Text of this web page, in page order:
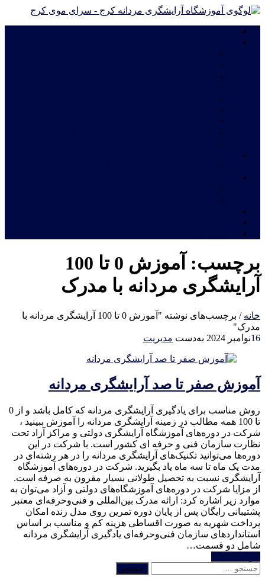
برچسب:
آموزش 0 تا 100
آرایشگری مردانه با مدرک
خانه /
برچسب‌های نوشته "آموزش 0 تا 100 آرایشگری مردانه با
مدرک"
16نوامبر 2024 به‌دست مدیریت
آموزش صفر تا صد آرایشگری مردانه
روش مناسب برای یادگیری آرایشگری مردانه که کامل باشد و از 0
تا 100 همه مطالب در زمینه آرایشگری مردانه را آموزش ببینید ،
شرکت در دوره‌های آموزشگاه آرایشگری دولتی و مراکز آزاد تحت
نظارت سازمان فنی و حرفه ای کشور است. با شرکت در این
دوره‌ها می‌توانید تکنیک‌های آرایشگری مردانه را در هر رشته‌ای در
مدت یک ماه تا سه ماه یاد بگیرید. شرکت در دوره‌های آموزشگاه‌
آرایشگری نسبت به تحصیل طولانی بسیار مقرون به صرفه است.
از مزایا شرکت در دوره‌های آموزشگاه‌های دولتی و آزاد می‌توان به
موارد زیر اشاره کرد: ارائه مدرک بین‌المللی و فنی‌وحرفه‌ای معتبر
پشتیبانی رایگان پس از پایان دوره تمرین روی مدل زنده امکان
پرداخت شهریه به صورت اقساطی هزینه کم و مناسب بر اساس
استانداردهای سازمان فنی‌وحرفه‌ای یادگیری آرایشگری مردانه
شامل دو قسمت…
جستجو